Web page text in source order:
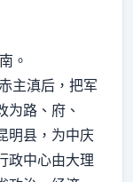
。
主滇后，把军
为路、府、
明县，为中庆
政中心由大理